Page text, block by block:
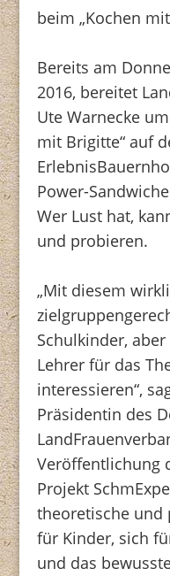
beim „Kochen
Bereits am
2016, bereitet
Ute Warnecke
mit Brigitte“ auf
Power-
Wer Lust hat,
und probieren.
„Mit diesem
Schulkinder,
Lehrer für das
interessieren“,
Präsidentin des
Veröffentlichung
Projekt
theoretische und
für Kinder, sich
und das